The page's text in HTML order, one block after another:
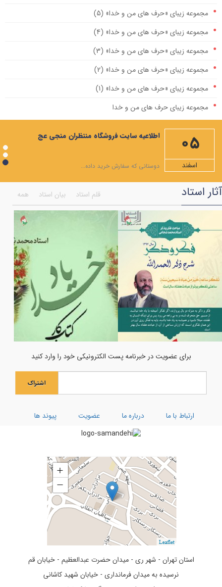
مجموعه زیبای «حرف های من و خدا» (5)
مجموعه زیبای «حرف های من و خدا» (4)
مجموعه زیبای «حرف های من و خدا» (3)
مجموعه زیبای «حرف های من و خدا» (2)
مجموعه زیبای «حرف های من و خدا» (1)
مجموعه زیبای حرف های من و خدا
مهمترین صله ارحام، ایجاد رابطه با امام زمان علیه السلام است
ویژه نامه ماه مبارک رمضان
شرح دعاهای روزهای ماه رمضان+صوت
شرح صلوات مخصوص ماه رمضان
همایش اختتامیه جشنواره انسان تمام
ویژه نامه ماه شعبان المعظم
به مناسبت شهادت امام موسی کاظم علیه السلام
فضایل مولی علی علیه السلام به روایت قرآن
بر کرانه ی امام جود و سخا امام جواد (علیه السلام)
اعمال هر ماه نو و نماز اول ماه
ویژه نامه ماه رجب
اولین فراخوان هنری انسان تمام
جشن میلاد حضرت مادر سلام‌الله‌علیها
جشن بزرگ ولادت بانوی آب و آیینه
اطلاعیه سایت فروشگاه منتظران منجی عج
دوستانی که سفارش خرید داده...
05
اسفند
همه بیان استاد قلم استاد آثار استاد
برای عضویت در خبرنامه پست الکترونیکی خود را وارد کنید
اشتراک
ارتباط با ما درباره ما عضویت پیوند ها
استان تهران - شهر ری - میدان حضرت عبدالعظیم - خیابان قم
نرسیده به میدان فرمانداری - خیابان شهید کاشانی